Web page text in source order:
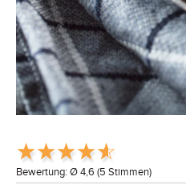
Bewertung: Ø 4,6 (5 Stimmen)